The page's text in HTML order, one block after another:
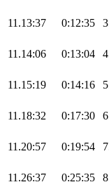
11.13:37 0:12:35 3
11.14:06 0:13:04 4
11.15:19 0:14:16 5
11.18:32 0:17:30 6
11.20:57 0:19:54 7
11.26:37 0:25:35 8